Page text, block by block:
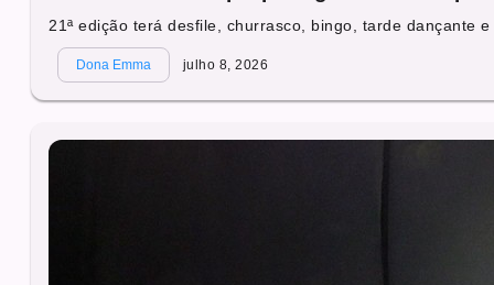
21ª edição terá desfile, churrasco, bingo, tarde dançante
Dona Emma julho 8, 2026